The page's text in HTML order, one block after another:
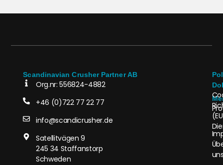
Scandinavian Crusher Partner AB
Org.nr: 556824-4882
+46 (0)722 77 22 77
info@scandicrusher.de
Satellitvägen 9
245 34 Staffanstorp
Schweden